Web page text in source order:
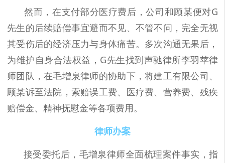
然而，在支付部分医疗费后，公司和顾某便对G
先生的后续赔偿事宜避而不见、不管不问，完全无视
其受伤后的经济压力与身体痛苦。多次沟通无果后，
为维护自身合法权益，G先生找到声驰律所李羽苹律
师团队，在毛增泉律师的协助下，将建工有限公司、
顾某诉至法院，索赔误工费、医疗费、营养费、残疾
赔偿金、精神抚慰金等各项费用。
律师办案
接受委托后，毛增泉律师全面梳理案件事实，指